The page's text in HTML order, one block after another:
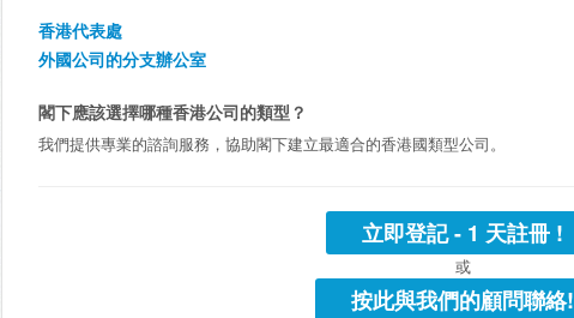
香港代表處
外國公司的分支辦公室
閣下應該選擇哪種香港公司的類型？
我們提供專業的諮詢服務，協助閣下建立最適合的香港國類型公司。
立即登記 - 1 天註冊 !
或
按此與我們的顧問聯絡!